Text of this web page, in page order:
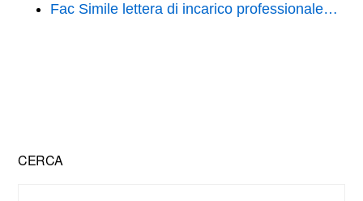
Fac Simile lettera di incarico professionale…
Primary
CERCA